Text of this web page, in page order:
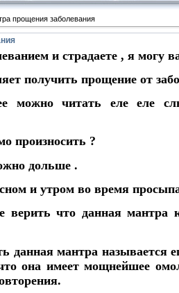
прощения заболевания
и страдаете , я могу
получить прощение от
можно читать еле еле
произносить ?
дольше .
и утром во время
верить что данная мантра
данная мантра называется
она имеет мощнейшее